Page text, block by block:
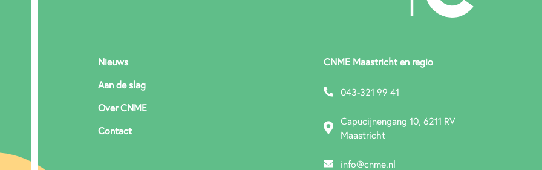
Nieuws
Aan de slag
Over CNME
Contact
CNME Maastricht en regio
043-321 99 41
Capucijnengang 10, 6211 RV
Maastricht
info@cnme.nl